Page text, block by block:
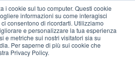
i cookie sul tuo computer. Questi cookie
informazioni su come interagisci
consentono di ricordarti. Utilizziamo
e personalizzare la tua esperienza
e metriche sui nostri visitatori sia su
Per saperne di più sui cookie che
Privacy Policy.
User
account
User
Seleziona Prodotti Contatto Vendite